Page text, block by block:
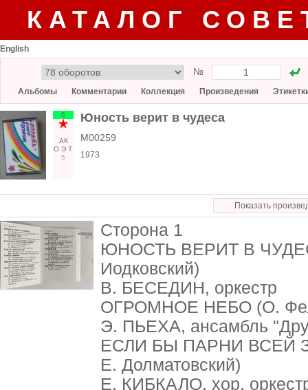
КАТАЛОГ
English
№
Альбомы Комментарии Коллекция Произведения
6
АК
О Э Т
5
Юность верит в чудеса
М00259
1973
Показать
Сторона 1
ЮНОСТЬ ВЕРИТ В
Иодковский)
В. БЕСЕДИН, оркестр
ОГРОМНОЕ НЕБО (О.
Э. ПЬЕХА, ансамбль
ЕСЛИ БЫ ПАРНИ ВСЕЙ
Е. Долматовский)
Е. КИБКАЛО, хор,